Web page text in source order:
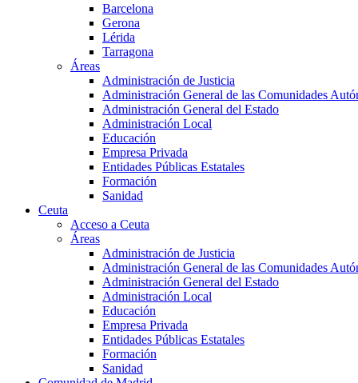
Barcelona
Gerona
Lérida
Tarragona
Áreas
Administración de Justicia
Administración General de las Comunidades
Administración General del Estado
Administración Local
Educación
Empresa Privada
Entidades Públicas Estatales
Formación
Sanidad
Ceuta
Acceso a Ceuta
Áreas
Administración de Justicia
Administración General de las Comunidades
Administración General del Estado
Administración Local
Educación
Empresa Privada
Entidades Públicas Estatales
Formación
Sanidad